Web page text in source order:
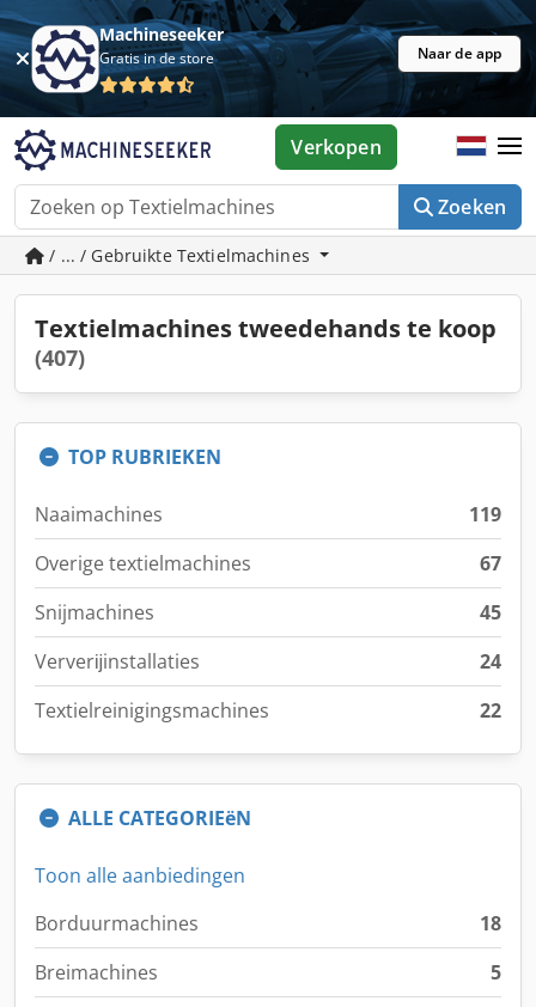
Machineseeker
Gratis in de store Naar de app
Zoeken
Verkopen
/ ... / Gebruikte Textielmachines
Textielmachines tweedehands te koop
(407)
TOP RUBRIEKEN
Naaimachines
119
Overige textielmachines
67
Snijmachines
45
Ververĳinstallaties
24
Textielreinigingsmachines
22
ALLE CATEGORIEëN
Toon alle aanbiedingen
Borduurmachines
18
Breimachines
5